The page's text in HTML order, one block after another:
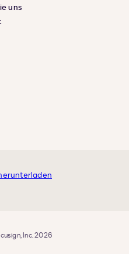
uns
Inc. 2026